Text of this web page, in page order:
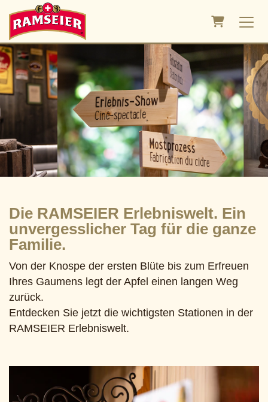
Warenkorb
Die RAMSEIER Erlebniswelt. Ein
unvergesslicher Tag für die ganze
Familie.
Von der Knospe der ersten Blüte bis zum Erfreuen
Ihres Gaumens legt der Apfel einen langen Weg
zurück.
Entdecken Sie jetzt die wichtigsten Stationen in der
RAMSEIER Erlebniswelt.